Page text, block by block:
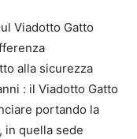
Viadotto Gatto
alla sicurezza
: il Viadotto Gatto
portando la
in quella sede